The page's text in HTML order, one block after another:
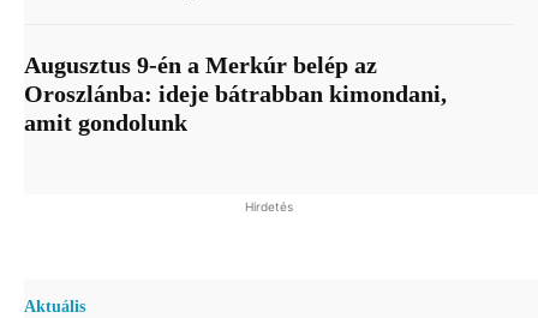
Augusztus 9-én a Merkúr belép az
Oroszlánba: ideje bátrabban kimondani,
amit gondolunk
Hirdetés
Aktuális